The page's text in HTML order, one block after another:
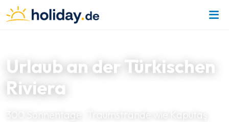
Urlaub an der Türkischen
Riviera
300 Sonnentage, Traumstrände wie Kaputaş